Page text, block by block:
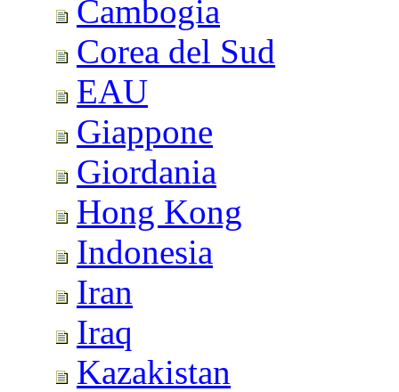
Cambogia
Corea del Sud
EAU
Giappone
Giordania
Hong Kong
Indonesia
Iran
Iraq
Kazakistan